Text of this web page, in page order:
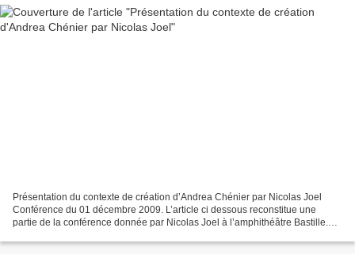
Présentation du contexte de création d’Andrea Chénier par Nicolas Joel
Conférence du 01 décembre 2009. L’article ci dessous reconstitue une
partie de la conférence donnée par Nicolas Joel à l’amphithéâtre Bastille.